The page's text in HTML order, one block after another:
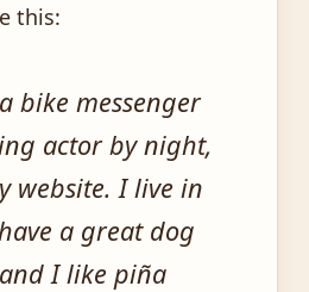
this:
bike messenger
actor by night,
website. I live in
a great dog
I like piña